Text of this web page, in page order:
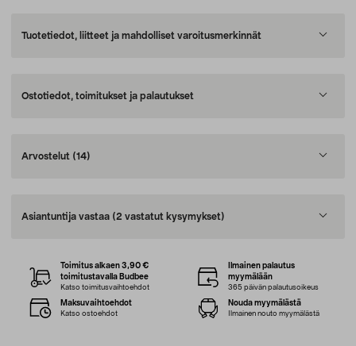
Tuotetiedot, liitteet ja mahdolliset varoitusmerkinnät
Ostotiedot, toimitukset ja palautukset
Arvostelut (14)
Asiantuntija vastaa (2 vastatut kysymykset)
Toimitus alkaen 3,90 €
toimitustavalla Budbee
Katso toimitusvaihtoehdot
Ilmainen palautus
myymälään
365 päivän palautusoikeus
Maksuvaihtoehdot
Katso ostoehdot
Nouda myymälästä
Ilmainen nouto myymälästä